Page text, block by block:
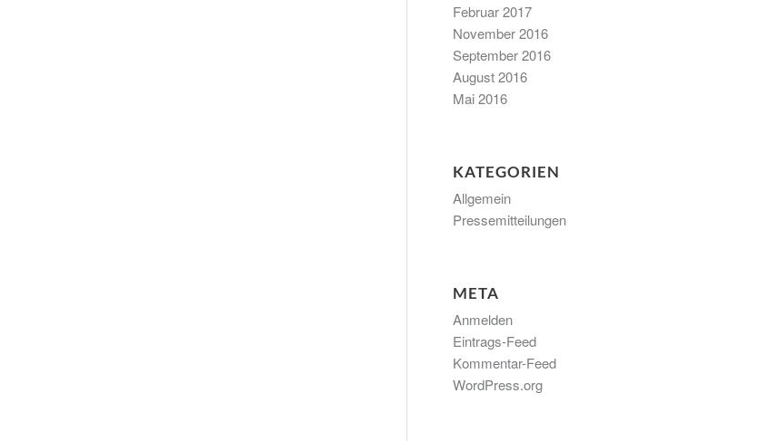
Februar 2017
November 2016
September 2016
August 2016
Mai 2016
KATEGORIEN
Allgemein
Pressemitteilungen
META
Anmelden
Eintrags-Feed
Kommentar-Feed
WordPress.org